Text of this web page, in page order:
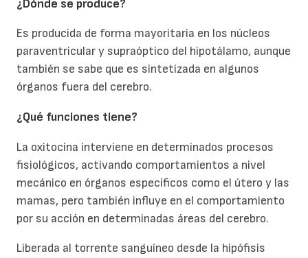
¿Dónde se produce?
Es producida de forma mayoritaria en los núcleos
paraventricular y supraóptico del hipotálamo, aunque
también se sabe que es sintetizada en algunos
órganos fuera del cerebro.
¿Qué funciones tiene?
La oxitocina interviene en determinados procesos
fisiológicos, activando comportamientos a nivel
mecánico en órganos específicos como el útero y las
mamas, pero también influye en el comportamiento
por su acción en determinadas áreas del cerebro.
Liberada al torrente sanguíneo desde la hipófisis